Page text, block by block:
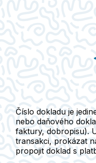
Číslo dokladu je
nebo daňového
faktury, dobropisu).
transakci, prokázat
propojit doklad s